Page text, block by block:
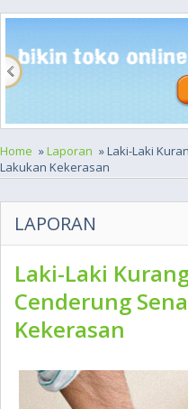
Home »Laporan » Laki-Laki
Lakukan Kekerasan
LAPORAN
Laki-Laki
Cenderung
Kekerasan